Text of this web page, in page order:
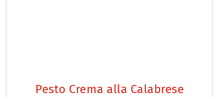
Pesto Crema alla Calabrese